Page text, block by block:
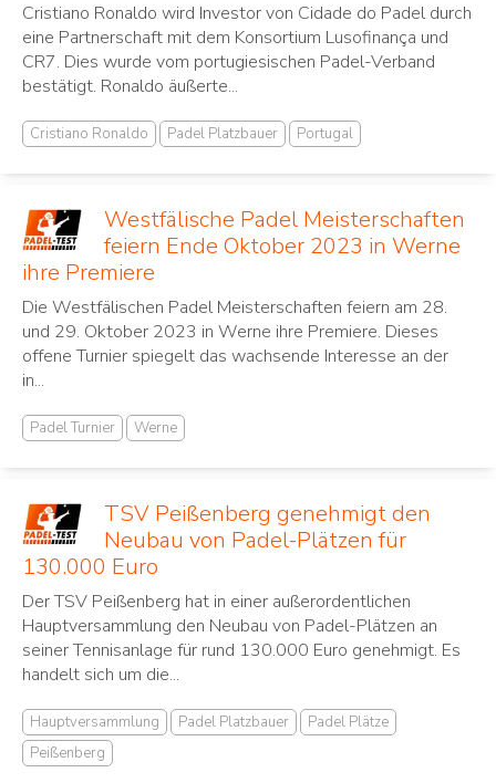
Cristiano Ronaldo wird Investor von Cidade do Padel durch
eine Partnerschaft mit dem Konsortium Lusofinança und
CR7. Dies wurde vom portugiesischen Padel-Verband
bestätigt. Ronaldo äußerte...
Cristiano Ronaldo Padel Platzbauer Portugal
Westfälische Padel Meisterschaften
feiern Ende Oktober 2023 in Werne
ihre Premiere
Die Westfälischen Padel Meisterschaften feiern am 28.
und 29. Oktober 2023 in Werne ihre Premiere. Dieses
offene Turnier spiegelt das wachsende Interesse an der
in...
Padel Turnier Werne
TSV Peißenberg genehmigt den
Neubau von Padel-Plätzen für
130.000 Euro
Der TSV Peißenberg hat in einer außerordentlichen
Hauptversammlung den Neubau von Padel-Plätzen an
seiner Tennisanlage für rund 130.000 Euro genehmigt. Es
handelt sich um die...
Hauptversammlung Padel Platzbauer
Padel Plätze
Peißenberg